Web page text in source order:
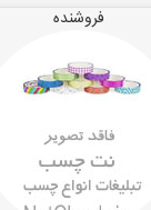
فروشنده